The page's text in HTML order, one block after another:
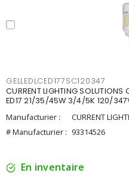
GELLEDLCED177SC120347
CURRENT LIGHTING SOLUTIONS
ED17 21/35/45W 3/4/5K 120/
Manufacturier :
CURRENT
# Manufacturier : 93314526
En inventaire